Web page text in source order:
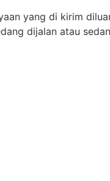
yang di kirim
dijalan atau